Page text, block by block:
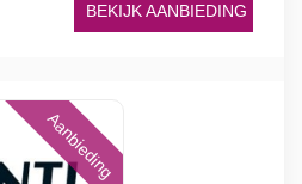
BEKIJK AANBIEDING
Aanbieding